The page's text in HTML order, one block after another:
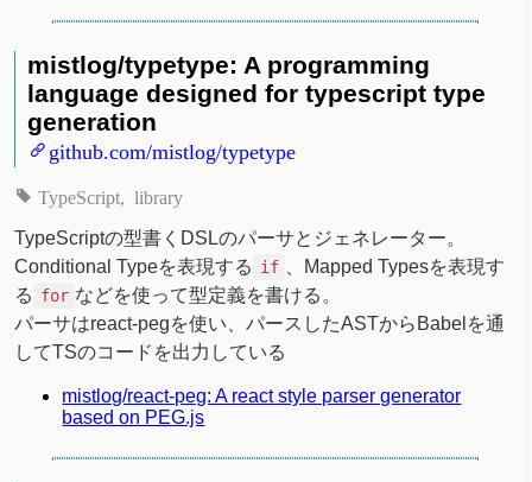
mistlog/typetype: A programming
language designed for typescript type
generation
github.com/mistlog/typetype
TypeScript library
TypeScriptの型書くDSLのパーサとジェネレーター。
Conditional Typeを表現する if
、Mapped Typesを表現す
る for などを使って型定義を書ける。
パーサはreact-pegを使い、パースしたASTからBabelを通
してTSのコードを出力している
mistlog/react-peg: A react style parser generator
based on PEG.js